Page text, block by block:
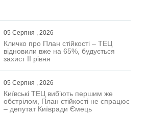
05 Серпня , 2026
Кличко про План стійкості – ТЕЦ
відновили вже на 65%, будується
захист ІІ рівня
05 Серпня , 2026
Київські ТЕЦ виб’ють першим же
обстрілом, План стійкості не спрацює
– депутат Київради Ємець